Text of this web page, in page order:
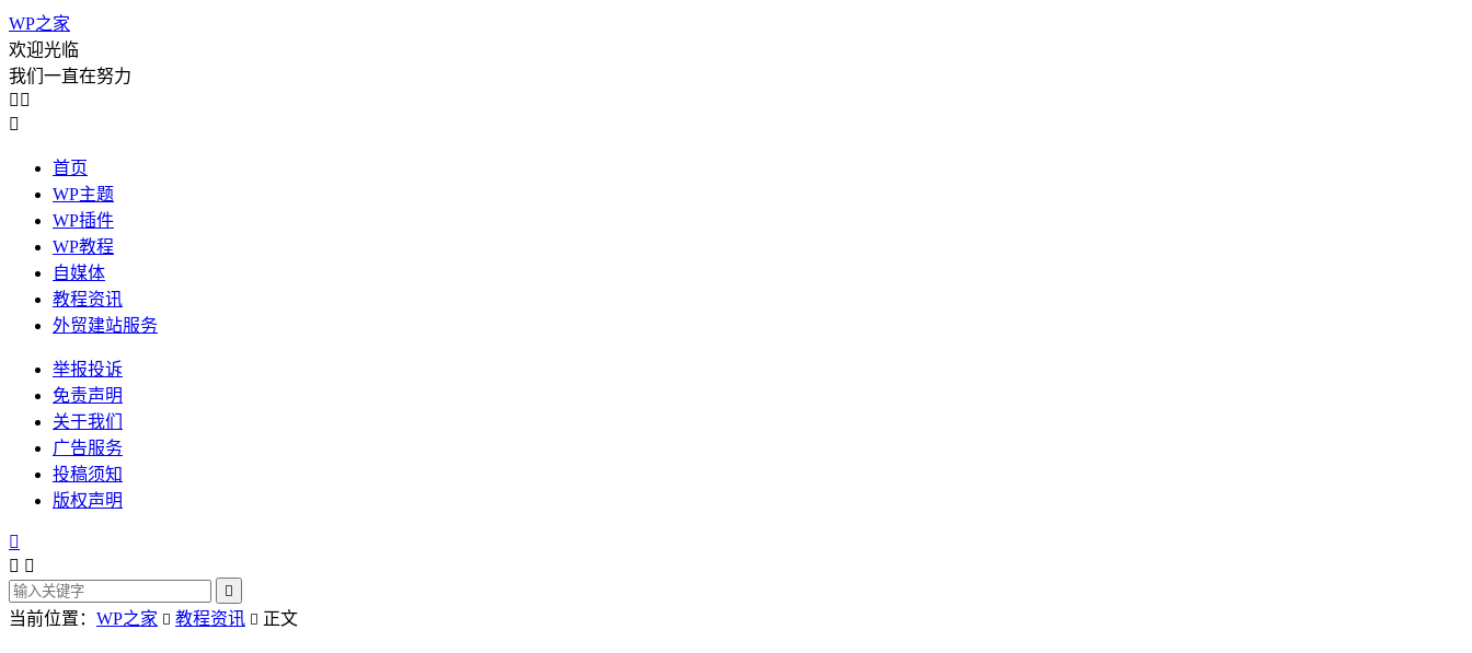
WP之家
欢迎光临
我们一直在努力
 

首页
WP主题
WP插件
WP教程
自媒体
教程资讯
外贸建站服务
举报投诉
免责声明
关于我们
广告服务
投稿须知
版权声明

 

当前位置： WP之家  教程资讯  正文